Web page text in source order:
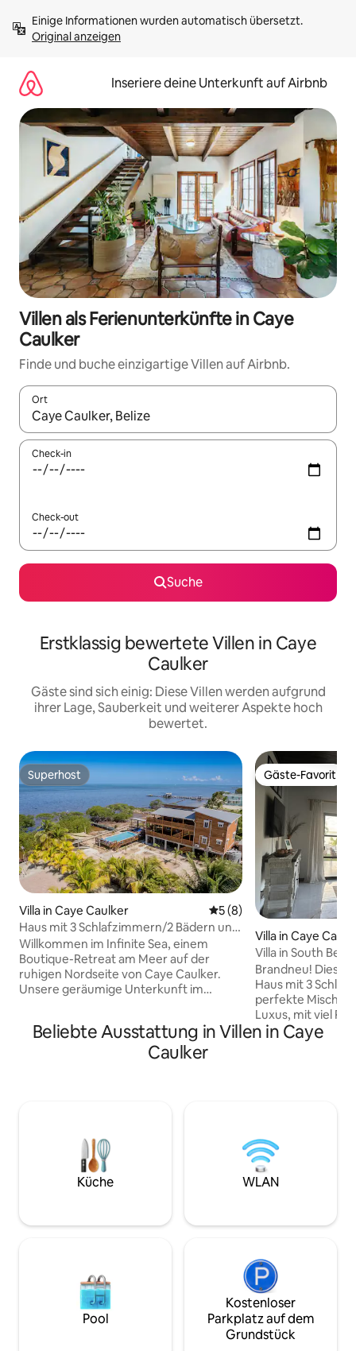
Inhalten
springenOriginal anzeigen
Inseriere deine Unterkunft auf Airbnb
Villen als Ferienunterkünfte in Caye
Caulker
Finde und buche einzigartige Villen auf Airbnb.
Ort
Wenn Ergebnisse verfügbar sind, navigiere mit den
Check-in
Check-out
Suche
Erstklassig bewertete Villen in Caye
Caulker
Gäste sind sich einig: Diese Villen werden aufgrund
ihrer Lage, Sauberkeit und weiterer Aspekte hoch
bewertet.
Superhost
Superhost
Villa in Caye Caulker Durchschnittliche
5 (8)
Haus mit 3 Schlafzimmern/2 Bädern und
Pool direkt am Meer – untere Einheit
Willkommen im Infinite Sea, einem
Boutique-Retreat am Meer auf der
ruhigen Nordseite von Caye Caulker.
Unsere geräumige Unterkunft im
und verfügt über Queensize-Betten,
Klimaanlage in jedem Zimmer, eine voll
ausgestattete Küche und eine große
Steg, Hängematten, eine Außendusche
und Fahrräder, die gemietet werden
können – alles, was für einen perfekten
Urlaub benötigt wird. Schau dir hier
Gäste-Favorit
Gäste-Favorit
Villa in Caye
Villa in South
Brandneu!
Haus mit 3
perfekte
Luxus, mit viel
und Erholen. Die
auf die Karibik
sorgt dafür, dass
Privatsphäre
Nähe der ganzen
Karibik zu bieten
Beliebte Ausstattung in Villen in Caye
Caulker
Küche WLAN
Pool
Kostenloser
Parkplatz auf dem
Grundstück